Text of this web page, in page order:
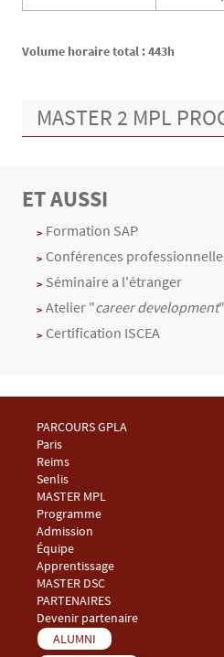
Volume horaire total : 443h
MASTER 2 MPL
Texte
ET AUSSI
Formation SAP
Conférences
Séminaire a l'étranger
Atelier "career development"
Certification ISCEA
Menu Footer Master GPLA 1
PARCOURS GPLA
Paris
Reims
Senlis
Menu Footer Master GPLA 2
MASTER MPL
Programme
Admission
Équipe
Apprentissage
Menu Footer Master GPLA 3
MASTER DSC
Menu Footer Master GPLA 4
PARTENAIRES
Devenir partenaire
Menu Footer Master GPLA 5
ALUMNI